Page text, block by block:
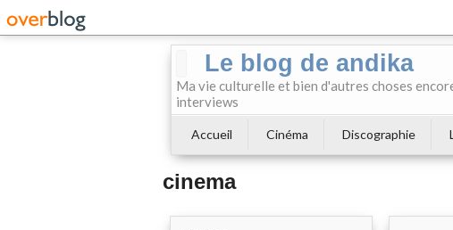
Le blog de andika
Ma vie culturelle et bien d'autres choses
interviews
Accueil Cinéma Discographie
cinema